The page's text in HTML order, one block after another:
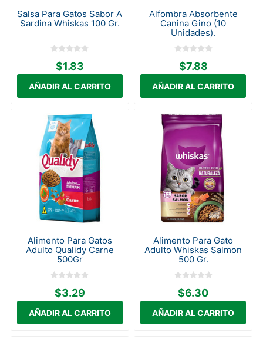
Salsa Para Gatos Sabor A
Sardina Whiskas 100 Gr.
$1.83
Alfombra Absorbente
Canina Gino (10
Unidades).
$7.88
Alimento Para Gatos
Adulto Qualidy Carne
500Gr
$3.29
Alimento Para Gato
Adulto Whiskas Salmon
500 Gr.
$6.30